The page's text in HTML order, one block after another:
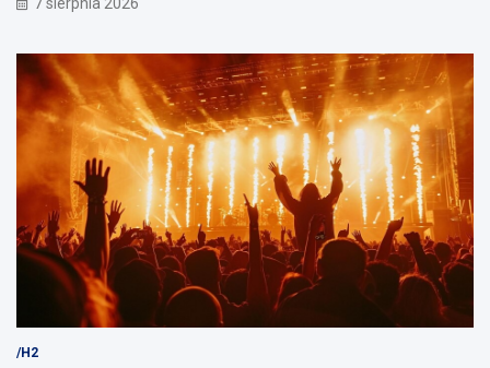
ó 7 sierpnia 2026
/H2